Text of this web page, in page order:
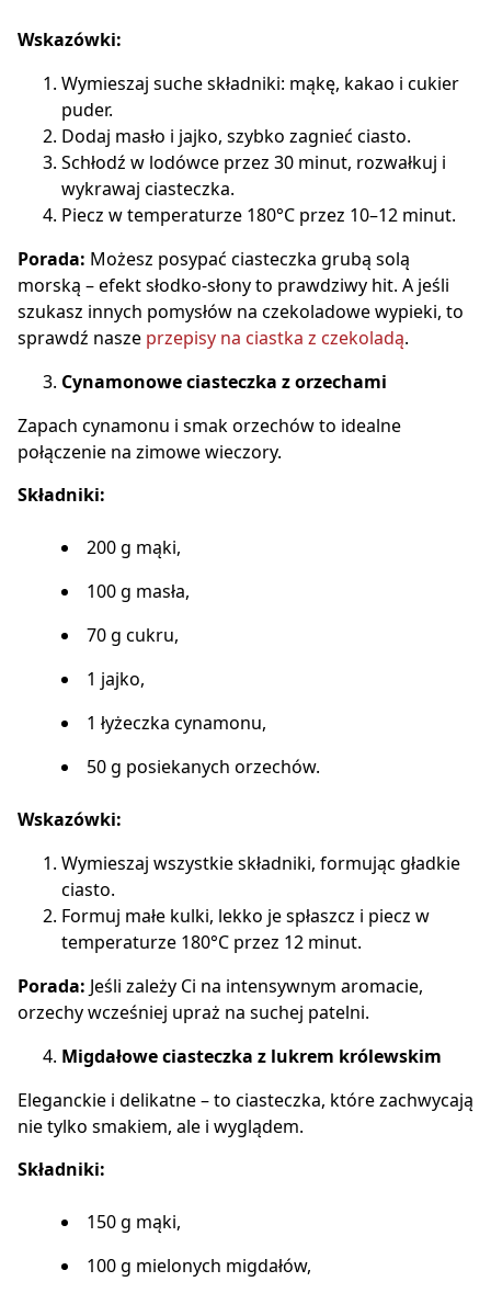
Wskazówki:
Wymieszaj suche składniki: mąkę, kakao i cukier
puder.
Dodaj masło i jajko, szybko zagnieć ciasto.
Schłodź w lodówce przez 30 minut, rozwałkuj i
wykrawaj ciasteczka.
Piecz w temperaturze 180°C przez 10–12 minut.
Porada: Możesz posypać ciasteczka grubą solą
morską – efekt słodko-słony to prawdziwy hit. A jeśli
szukasz innych pomysłów na czekoladowe wypieki, to
sprawdź nasze przepisy na ciastka z czekoladą.
Cynamonowe ciasteczka z orzechami
Zapach cynamonu i smak orzechów to idealne
połączenie na zimowe wieczory.
Składniki:
200 g mąki,
100 g masła,
70 g cukru,
1 jajko,
1 łyżeczka cynamonu,
50 g posiekanych orzechów.
Wskazówki:
Wymieszaj wszystkie składniki, formując gładkie
ciasto.
Formuj małe kulki, lekko je spłaszcz i piecz w
temperaturze 180°C przez 12 minut.
Porada: Jeśli zależy Ci na intensywnym aromacie,
orzechy wcześniej upraż na suchej patelni.
Migdałowe ciasteczka z lukrem królewskim
Eleganckie i delikatne – to ciasteczka, które zachwycają
nie tylko smakiem, ale i wyglądem.
Składniki:
150 g mąki,
100 g mielonych migdałów,